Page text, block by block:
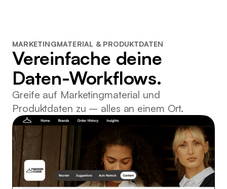
MARKETINGMATERIAL & PRODUKTDATEN
Vereinfache deine
Daten-Workflows.
Greife auf Marketingmaterial und
Produktdaten zu – alles an einem Ort.